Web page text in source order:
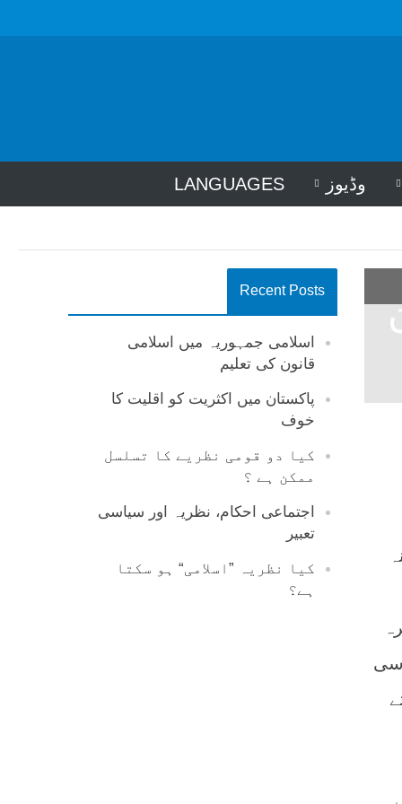
وڈیوز LANGUAGES
Recent Posts
اسلامی جمہوریہ میں اسلامی
قانون کی تعلیم
پاکستان میں اکثریت کو اقلیت کا
خوف
کیا دو قومی نظریے کا تسلسل
ممکن ہے ؟
اجتماعی احکام، نظریہ اور سیاسی
تعبیر
کیا نظریہ ”اسلامی“ ہو سکتا
ہے؟